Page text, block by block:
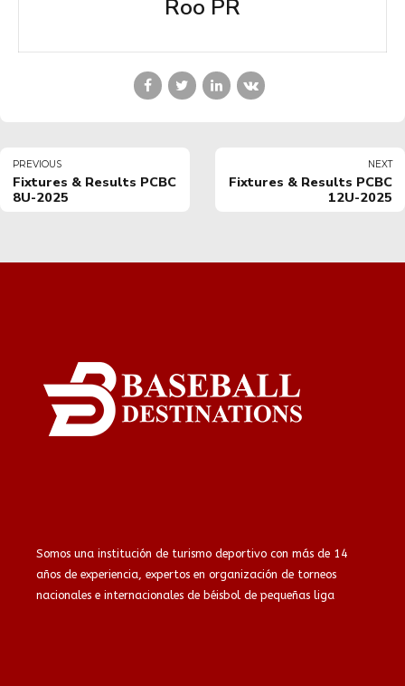
Roo PR
PREVIOUS
Fixtures & Results PCBC
8U-2025
NEXT
Fixtures & Results PCBC
12U-2025
Somos una institución de turismo deportivo con más de 14
años de experiencia, expertos en organización de torneos
nacionales e internacionales de béisbol de pequeñas liga